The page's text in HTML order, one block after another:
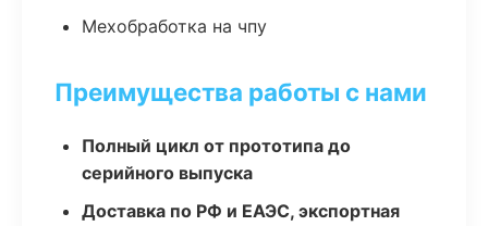
Мехобработка на чпу
Преимущества работы с нами
Полный цикл от прототипа до
серийного выпуска
Доставка по РФ и ЕАЭС, экспортная